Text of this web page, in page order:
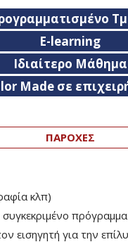
E-learning
Ιδιαίτερο Μάθημα
Made σε
ΠΑΡΟΧΕΣ
κλπ)
πρόγραμμα
εισηγητή για την